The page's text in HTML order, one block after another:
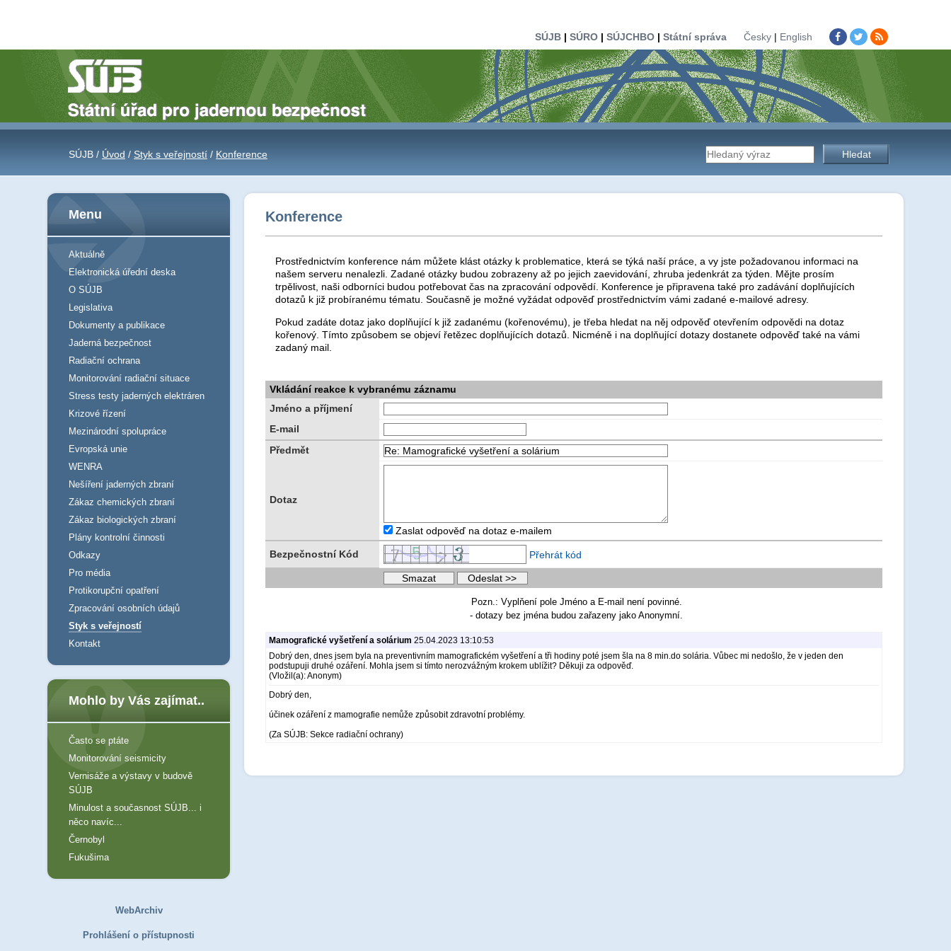
SÚJB| SÚRO| SÚJCHBO| Státní správa Česky| English
SÚJB / Úvod / Styk s veřejností / Konference Vyhledávání
úřadu
Konference
Prostřednictvím konference nám můžete klást otázky k problematice, která se týká naší práce, a vy jste požadovanou informaci na
našem serveru nenalezli. Zadané otázky budou zobrazeny až po jejich zaevidování, zhruba jedenkrát za týden. Mějte prosím
trpělivost, naši odborníci budou potřebovat čas na zpracování odpovědí. Konference je připravena také pro zadávání doplňujících
dotazů k již probíranému tématu. Současně je možné vyžádat odpověď prostřednictvím vámi zadané e-mailové adresy.
Pokud zadáte dotaz jako doplňující k již zadanému (kořenovému), je třeba hledat na něj odpověď otevřením odpovědi na dotaz
kořenový. Tímto způsobem se objeví řetězec doplňujících dotazů. Nicméně i na doplňující dotazy dostanete odpověď také na vámi
zadaný mail.
Vkládání reakce k vybranému záznamu
Jméno a příjmení
E-mail
Předmět
Dotaz
Zaslat odpověď na dotaz e-mailem
Bezpečnostní Kód Přehrát kód
Pozn.: Vyplňení pole Jméno a E-mail není povinné.
- dotazy bez jména budou zařazeny jako Anonymní.
Mamografické vyšetření a solárium 25.04.2023 13:10:53
Dobrý den, dnes jsem byla na preventivním mamografickém vyšetření a tři hodiny poté jsem šla na 8 min.do solária. Vůbec mi nedošlo, že v jeden den
podstupuji druhé ozáření. Mohla jsem si tímto nerozvážným krokem ublížit? Děkuji za odpověď.
(Vložil(a): Anonym)
Dobrý den,
účinek ozáření z mamografie nemůže způsobit zdravotní problémy.
(Za SÚJB: Sekce radiační ochrany)
Menu
Aktuálně
Elektronická úřední deska
O SÚJB
Legislativa
Dokumenty a publikace
Jaderná bezpečnost
Radiační ochrana
Monitorování radiační situace
Stress testy jaderných elektráren
Krizové řízení
Mezinárodní spolupráce
Evropská unie
WENRA
Nešíření jaderných zbraní
Zákaz chemických zbraní
Zákaz biologických zbraní
Plány kontrolní činnosti
Odkazy
Pro média
Protikorupční opatření
Zpracování osobních údajů
Styk s veřejností
Kontakt
Mohlo by Vás zajímat..
Často se ptáte
Monitorování seismicity
Vernisáže a výstavy v budově
SÚJB
Minulost a současnost SÚJB... i
něco navíc...
Černobyl
Fukušima
WebArchiv
Prohlášení o přístupnosti